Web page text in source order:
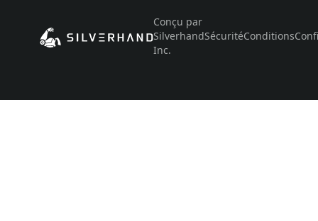
Conçu par
Silverhand
Inc.
SécuritéConditions